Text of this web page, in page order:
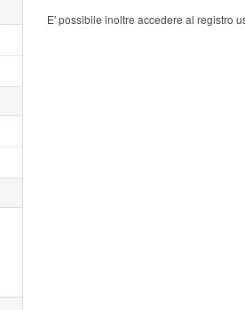
E' possibile inoltre accedere al registro